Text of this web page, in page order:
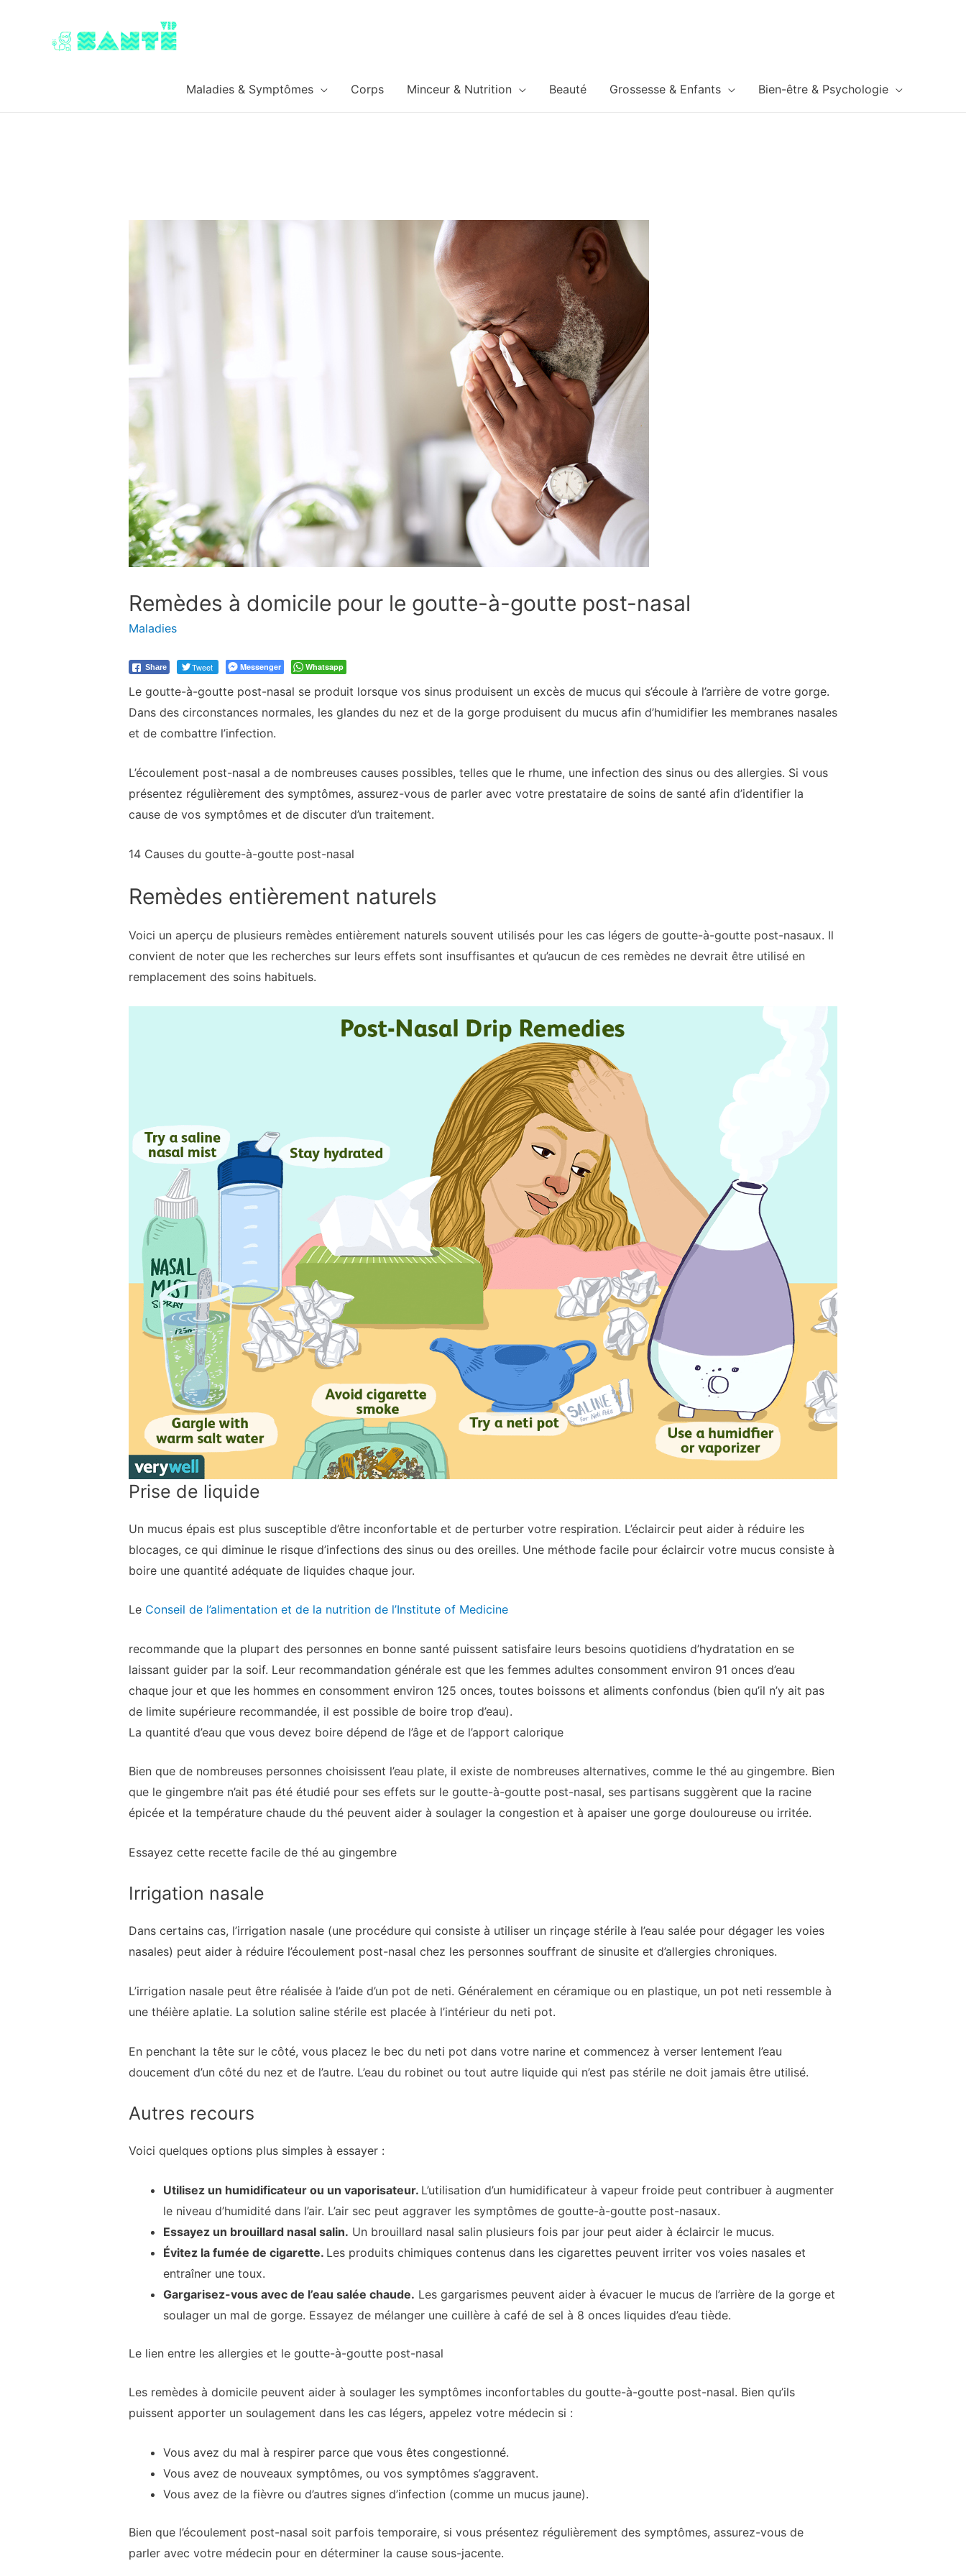
Maladies & Symptômes Corps Minceur & Nutrition Beauté Grossesse & Enfants Bien-être & Psychologie
Remèdes à domicile pour le goutte-à-goutte post-nasal
Maladies
Share Tweet Messenger Whatsapp
Le goutte-à-goutte post-nasal se produit lorsque vos sinus produisent un excès de mucus qui s’écoule à l’arrière de votre gorge.
Dans des circonstances normales, les glandes du nez et de la gorge produisent du mucus afin d’humidifier les membranes nasales
et de combattre l’infection.
L’écoulement post-nasal a de nombreuses causes possibles, telles que le rhume, une infection des sinus ou des allergies. Si vous
présentez régulièrement des symptômes, assurez-vous de parler avec votre prestataire de soins de santé afin d’identifier la
cause de vos symptômes et de discuter d’un traitement.
14 Causes du goutte-à-goutte post-nasal
Remèdes entièrement naturels
Voici un aperçu de plusieurs remèdes entièrement naturels souvent utilisés pour les cas légers de goutte-à-goutte post-nasaux. Il
convient de noter que les recherches sur leurs effets sont insuffisantes et qu’aucun de ces remèdes ne devrait être utilisé en
remplacement des soins habituels.
Prise de liquide
Un mucus épais est plus susceptible d’être inconfortable et de perturber votre respiration. L’éclaircir peut aider à réduire les
blocages, ce qui diminue le risque d’infections des sinus ou des oreilles. Une méthode facile pour éclaircir votre mucus consiste à
boire une quantité adéquate de liquides chaque jour.
Le Conseil de l’alimentation et de la nutrition de l’Institute of Medicine
recommande que la plupart des personnes en bonne santé puissent satisfaire leurs besoins quotidiens d’hydratation en se
laissant guider par la soif. Leur recommandation générale est que les femmes adultes consomment environ 91 onces d’eau
chaque jour et que les hommes en consomment environ 125 onces, toutes boissons et aliments confondus (bien qu’il n’y ait pas
de limite supérieure recommandée, il est possible de boire trop d’eau).
La quantité d’eau que vous devez boire dépend de l’âge et de l’apport calorique
Bien que de nombreuses personnes choisissent l’eau plate, il existe de nombreuses alternatives, comme le thé au gingembre. Bien
que le gingembre n’ait pas été étudié pour ses effets sur le goutte-à-goutte post-nasal, ses partisans suggèrent que la racine
épicée et la température chaude du thé peuvent aider à soulager la congestion et à apaiser une gorge douloureuse ou irritée.
Essayez cette recette facile de thé au gingembre
Irrigation nasale
Dans certains cas, l’irrigation nasale (une procédure qui consiste à utiliser un rinçage stérile à l’eau salée pour dégager les voies
nasales) peut aider à réduire l’écoulement post-nasal chez les personnes souffrant de sinusite et d’allergies chroniques.
L’irrigation nasale peut être réalisée à l’aide d’un pot de neti. Généralement en céramique ou en plastique, un pot neti ressemble à
une théière aplatie. La solution saline stérile est placée à l’intérieur du neti pot.
En penchant la tête sur le côté, vous placez le bec du neti pot dans votre narine et commencez à verser lentement l’eau
doucement d’un côté du nez et de l’autre. L’eau du robinet ou tout autre liquide qui n’est pas stérile ne doit jamais être utilisé.
Autres recours
Voici quelques options plus simples à essayer :
Utilisez un humidificateur ou un vaporisateur. L’utilisation d’un humidificateur à vapeur froide peut contribuer à augmenter
le niveau d’humidité dans l’air. L’air sec peut aggraver les symptômes de goutte-à-goutte post-nasaux.
Essayez un brouillard nasal salin. Un brouillard nasal salin plusieurs fois par jour peut aider à éclaircir le mucus.
Évitez la fumée de cigarette. Les produits chimiques contenus dans les cigarettes peuvent irriter vos voies nasales et
entraîner une toux.
Gargarisez-vous avec de l’eau salée chaude. Les gargarismes peuvent aider à évacuer le mucus de l’arrière de la gorge et
soulager un mal de gorge. Essayez de mélanger une cuillère à café de sel à 8 onces liquides d’eau tiède.
Le lien entre les allergies et le goutte-à-goutte post-nasal
Les remèdes à domicile peuvent aider à soulager les symptômes inconfortables du goutte-à-goutte post-nasal. Bien qu’ils
puissent apporter un soulagement dans les cas légers, appelez votre médecin si :
Vous avez du mal à respirer parce que vous êtes congestionné.
Vous avez de nouveaux symptômes, ou vos symptômes s’aggravent.
Vous avez de la fièvre ou d’autres signes d’infection (comme un mucus jaune).
Bien que l’écoulement post-nasal soit parfois temporaire, si vous présentez régulièrement des symptômes, assurez-vous de
parler avec votre médecin pour en déterminer la cause sous-jacente.